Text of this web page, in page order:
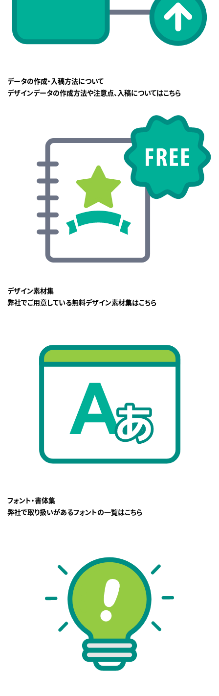
データの作成・入稿方法について
デザインデータの作成方法や注意点、入稿についてはこちら
デザイン素材集
弊社でご用意している無料デザイン素材集はこちら
フォント・書体集
弊社で取り扱いがあるフォントの一覧はこちら